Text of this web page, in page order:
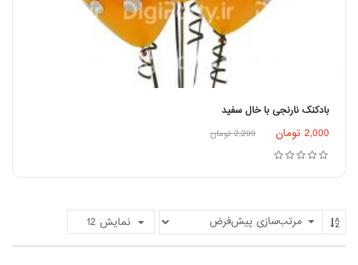
افزودن به سبد خرید
بادکنک نارنجی با خال سفید
2,000 تومان 2,200 تومان
نمایش 12